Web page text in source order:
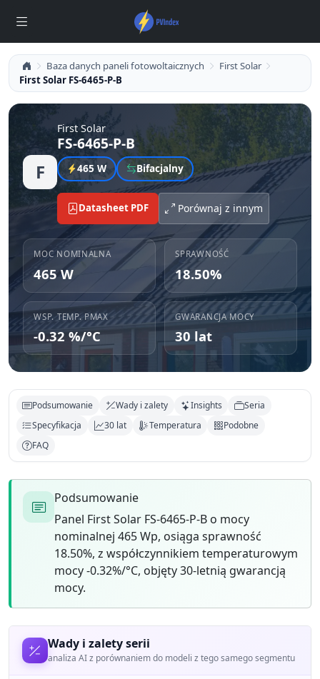
Baza danych paneli fotowoltaicznych
First Solar
First Solar FS-6465-P-B
F
First Solar
FS-6465-P-B
465 W Bifacjalny
Datasheet PDF Porównaj z innym
MOC NOMINALNA
465 W
SPRAWNOŚĆ
18.50%
WSP. TEMP. PMAX
-0.32 %/°C
GWARANCJA MOCY
30 lat
Podsumowanie Wady i zalety Insights
Seria
Specyfikacja
30 lat Temperatura
Podobne
FAQ
Podsumowanie
Panel First Solar FS-6465-P-B o mocy
nominalnej 465 Wp, osiąga sprawność
18.50%, z współczynnikiem temperaturowym
mocy -0.32%/°C, objęty 30-letnią gwarancją
mocy.
Wady i zalety serii
analiza AI z porównaniem do modeli z tego samego segmentu